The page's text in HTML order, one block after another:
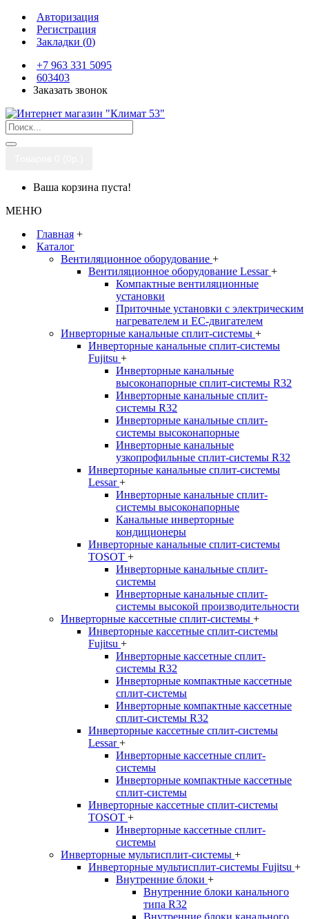
Авторизация
Регистрация
Закладки (0)
+7 963 331 5095
603403
Заказать звонок
Ваша корзина пуста!
МЕНЮ
Главная +
Каталог
Вентиляционное оборудование +
Вентиляционное оборудование Lessar+
Компактные вентиляционные
установки
Приточные установки с электрическим
нагревателем и EC-двигателем
Инверторные канальные сплит-системы +
Инверторные канальные сплит-системы
Fujitsu +
Инверторные канальные
высоконапорные сплит-системы R32
Инверторные канальные сплит-
системы R32
Инверторные канальные сплит-
системы высоконапорные
Инверторные канальные
узкопрофильные сплит-системы R32
Инверторные канальные сплит-системы
Lessar+
Инверторные канальные сплит-
системы высоконапорные
Канальные инверторные
кондиционеры
Инверторные канальные сплит-системы
TOSOT +
Инверторные канальные сплит-
системы
Инверторные канальные сплит-
системы высокой производительности
Инверторные кассетные сплит-системы +
Инверторные кассетные сплит-системы
Fujitsu +
Инверторные кассетные сплит-
системы R32
Инверторные компактные кассетные
сплит-системы
Инверторные компактные кассетные
сплит-системы R32
Инверторные кассетные сплит-системы
Lessar+
Инверторные кассетные сплит-
системы
Инверторные компактные кассетные
сплит-системы
Инверторные кассетные сплит-системы
TOSOT +
Инверторные кассетные сплит-
системы
Инверторные мультисплит-системы +
Инверторные мультисплит-системы Fujitsu +
Внутренние блоки +
Внутренние блоки канального
типа R32
Внутренние блоки канального